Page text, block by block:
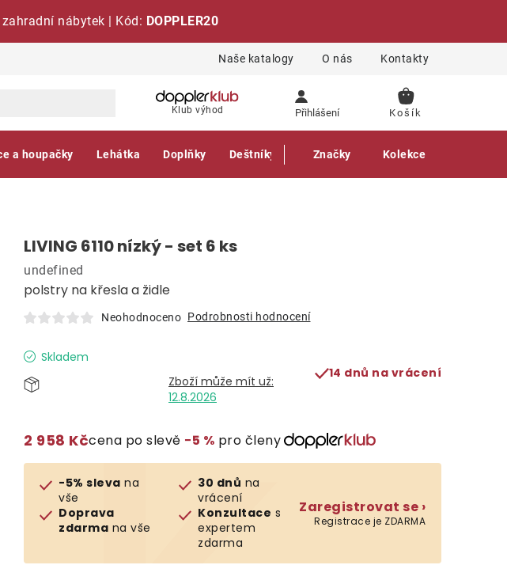
nábytek | Kód: DOPPLER20
Naše katalogy O nás Kontakty
Klub výhod Přihlášení
NÁKUPNÍ
a houpačky Lehátka Doplňky Deštníky Gastro produkty
Značky Kolekce
LIVING 6110 nízký - set 6 ks
polstry na křesla a židle
undefined
Neohodnoceno Podrobnosti hodnocení
Skladem
12.8.2026
14 dnů na vrácení
2 958 Kčcena po slevě −5 % pro členy
-5% sleva na
vše
Doprava
zdarma na vše
30 dnů na
vrácení
Konzultace s
expertem
zdarma
Zaregistrovat se ›
Registrace je ZDARMA